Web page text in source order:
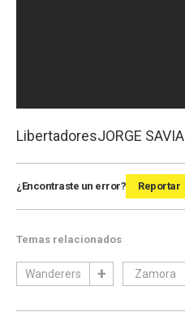
LibertadoresJORGE SAVIA
¿Encontraste un error? Reportar
Temas relacionados
Wanderers Zamora